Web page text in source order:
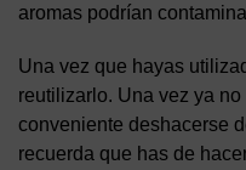
aromas podrían
Una vez que hayas
reutilizarlo. Una vez ya
conveniente deshacerse
recuerda que has de